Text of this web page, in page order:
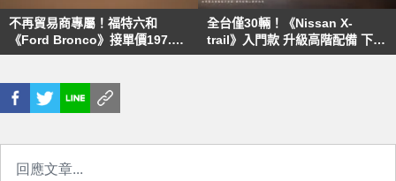
不再貿易商專屬！福特六和
《Ford Bronco》接單價197.8
萬元 這匹馬不吃草 專吃台灣的爛
全台僅30輛！《Nissan X-
trail》入門款 升級高階配備 下殺
百萬內